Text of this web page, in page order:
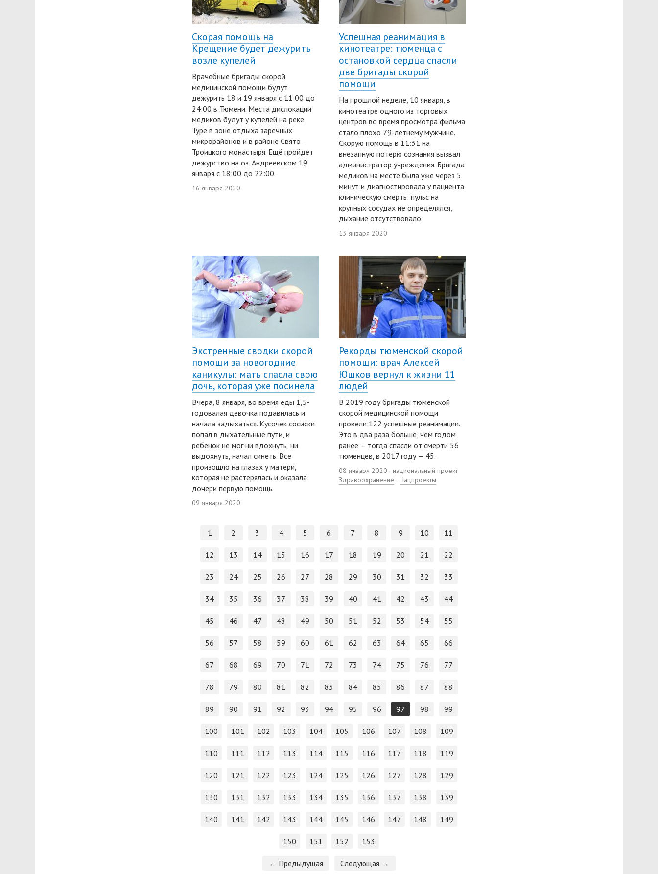
Скорая помощь на
Крещение будет дежурить
возле купелей
Врачебные бригады скорой
медицинской помощи будут
дежурить 18 и 19 января с 11:00 до
24:00 в Тюмени. Места дислокации
медиков будут у купелей на реке
Туре в зоне отдыха заречных
микрорайонов и в районе Свято-
Троицкого монастыря. Ещё пройдет
дежурство на оз. Андреевском 19
января с 18:00 до 22:00.
16 января 2020
Успешная реанимация в
кинотеатре: тюменца с
остановкой сердца спасли
две бригады скорой
помощи
На прошлой неделе, 10 января, в
кинотеатре одного из торговых
центров во время просмотра фильма
стало плохо 79-летнему мужчине.
Скорую помощь в 11:31 на
внезапную потерю сознания вызвал
администратор учреждения. Бригада
медиков на месте была уже через 5
минут и диагностировала у пациента
клиническую смерть: пульс на
крупных сосудах не определялся,
дыхание отсутствовало.
13 января 2020
Экстренные сводки скорой
помощи за новогодние
каникулы: мать спасла свою
дочь, которая уже посинела
Вчера, 8 января, во время еды 1,5-
годовалая девочка подавилась и
начала задыхаться. Кусочек сосиски
попал в дыхательные пути, и
ребенок не мог ни вдохнуть, ни
выдохнуть, начал синеть. Все
произошло на глазах у матери,
которая не растерялась и оказала
дочери первую помощь.
09 января 2020
Рекорды тюменской скорой
помощи: врач Алексей
Юшков вернул к жизни 11
людей
В 2019 году бригады тюменской
скорой медицинской помощи
провели 122 успешные реанимации.
Это в два раза больше, чем годом
ранее — тогда спасли от смерти 56
тюменцев, в 2017 году — 45.
08 января 2020 · национальный проект
Здравоохранение · Нацпроекты
1 2 3 4 5 6 7 8 9 10 11
12 13 14 15 16 17 18 19 20 21 22
23 24 25 26 27 28 29 30 31 32 33
34 35 36 37 38 39 40 41 42 43 44
45 46 47 48 49 50 51 52 53 54 55
56 57 58 59 60 61 62 63 64 65 66
67 68 69 70 71 72 73 74 75 76 77
78 79 80 81 82 83 84 85 86 87 88
89 90 91 92 93 94 95 96 97 98 99
100 101 102 103 104 105 106 107 108 109
110 111 112 113 114 115 116 117 118 119
120 121 122 123 124 125 126 127 128 129
130 131 132 133 134 135 136 137 138 139
140 141 142 143 144 145 146 147 148 149
150 151 152 153
← Предыдущая Следующая →